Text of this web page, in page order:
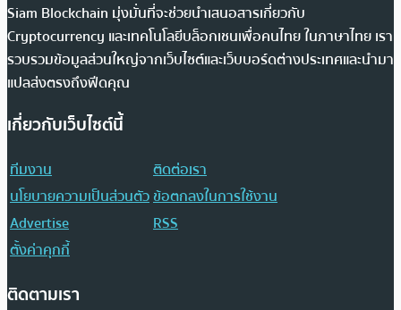
Siam Blockchain มุ่งมั่นที่จะช่วยนำเสนอสารเกี่ยวกับ
Cryptocurrency และเทคโนโลยีบล็อกเชนเพื่อคนไทย ในภาษาไทย เรา
รวบรวมข้อมูลส่วนใหญ่จากเว็บไซต์และเว็บบอร์ดต่างประเทศและนำมา
แปลส่งตรงถึงฟีดคุณ
เกี่ยวกับเว็บไซต์นี้
ทีมงาน
ติดต่อเรา
นโยบายความเป็นส่วนตัวข้อตกลงในการใช้งาน
Advertise
RSS
ตั้งค่าคุกกี้
ติดตามเรา